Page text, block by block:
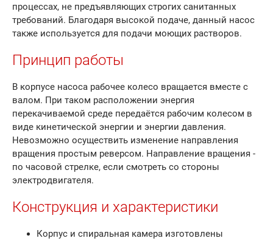
процессах, не предъявляющих строгих санитанных
требований. Благодаря высокой подаче, данный насос
также используется для подачи моющих растворов.
Принцип работы
В корпусе насоса рабочее колесо вращается вместе с
валом. При таком расположении энергия
перекачиваемой среде передаётся рабочим колесом в
виде кинетической энергии и энергии давления.
Невозможно осуществить изменение направления
вращения простым реверсом. Направление вращения -
по часовой стрелке, если смотреть со стороны
электродвигателя.
Конструкция и характеристики
Корпус и спиральная камера изготовлены